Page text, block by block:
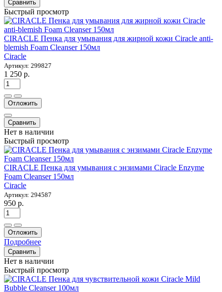
Сравнить
Быстрый просмотр
CIRACLE Пенка для умывания для жирной кожи Ciracle anti-
blemish Foam Cleanser 150мл
Ciracle
Артикул: 299827
1 250 р.
Отложить
Сравнить
Нет в наличии
Быстрый просмотр
CIRACLE Пенка для умывания с энзимами Ciracle Enzyme
Foam Cleanser 150мл
Ciracle
Артикул: 294587
950 р.
Отложить
Подробнее
Сравнить
Нет в наличии
Быстрый просмотр